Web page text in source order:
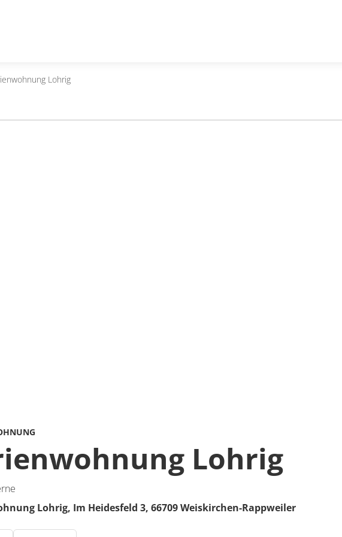
Lohrig
Lohrig
Lohrig, Im Heidesfeld 3, 66709Weiskirchen-Rappweiler